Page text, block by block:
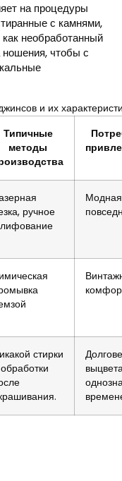
на процедуры
с камнями,
необработанный
чтобы с
и их
Типичные
методы
ручное
Модная
стирки